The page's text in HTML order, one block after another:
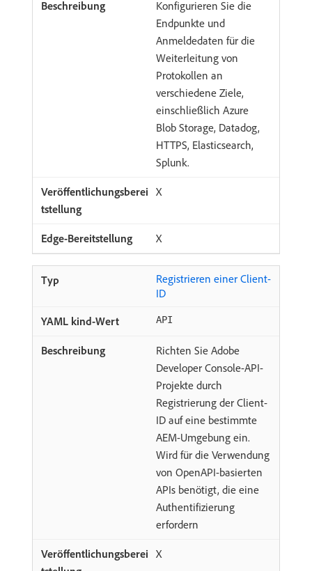
Konfigurieren Sie die
Endpunkte und
Anmeldedaten für die
Weiterleitung von
Protokollen an
verschiedene Ziele,
einschließlich Azure
Blob Storage, Datadog,
HTTPS, Elasticsearch,
Splunk.
X
X
Registrieren einer Client-
ID
API
Richten Sie Adobe
Developer Console-API-
Projekte durch
Registrierung der Client-
ID auf eine bestimmte
AEM-Umgebung ein.
Wird für die Verwendung
von OpenAPI-basierten
APIs benötigt, die eine
Authentifizierung
erfordern
X